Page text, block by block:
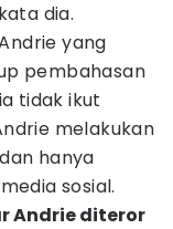
dia.
yang
pembahasan
tidak ikut
melakukan
hanya
sosial.
Andrie diteror